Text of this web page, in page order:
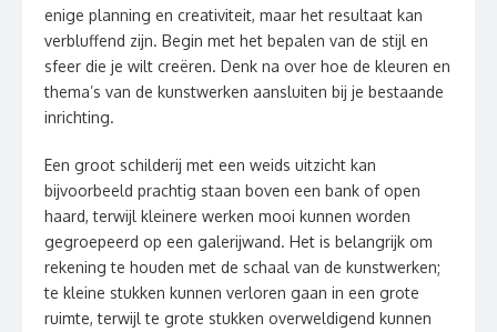
enige planning en creativiteit, maar het resultaat kan
verbluffend zijn. Begin met het bepalen van de stijl en
sfeer die je wilt creëren. Denk na over hoe de kleuren en
thema’s van de kunstwerken aansluiten bij je bestaande
inrichting.
Een groot schilderij met een weids uitzicht kan
bijvoorbeeld prachtig staan boven een bank of open
haard, terwijl kleinere werken mooi kunnen worden
gegroepeerd op een galerijwand. Het is belangrijk om
rekening te houden met de schaal van de kunstwerken;
te kleine stukken kunnen verloren gaan in een grote
ruimte, terwijl te grote stukken overweldigend kunnen